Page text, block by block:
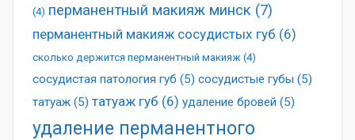
(4) перманентный макияж минск (7)
перманентный макияж сосудистых губ (6)
сколько держится перманентный макияж (4)
сосудистая патология губ (5) сосудистые губы (5)
татуаж (5) татуаж губ (6) удаление бровей (5)
удаление перманентного